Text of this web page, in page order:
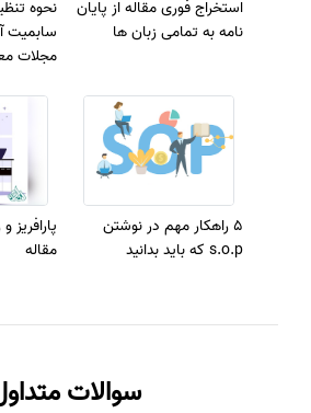
استخراج فوری مقاله از پایان
نامه به تمامی زبان ها
نحوه
سابمیت
مجلات
5 راهکار مهم در نوشتن
s.o.p که باید بدانید
پارافریز
مقاله
سوالات